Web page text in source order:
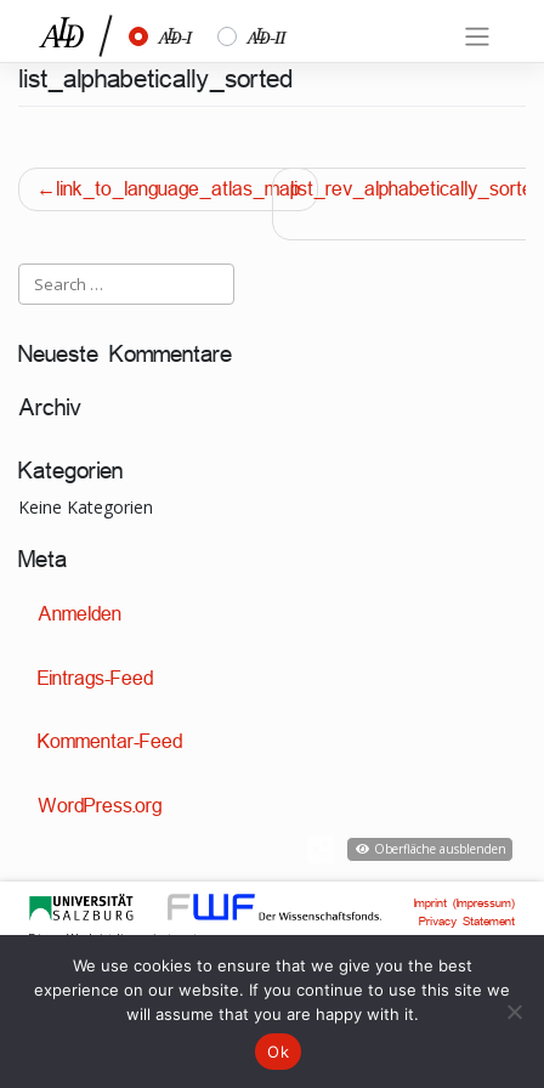
content
½ ¾
list_alphabetically_sorted
Beitragsnavigation
link_to_language_atlas_maplist_rev_alphabetically_sorted
Neueste Kommentare
Archiv
Kategorien
Keine Kategorien
Meta
Anmelden
Eintrags-Feed
Kommentar-Feed
WordPress.org
Oberfläche ausblenden
Imprint (Impressum)
Privacy Statement
Dieses Werk ist lizenziert unterCreative Commons Attribution-ShareAlike 4.0 International
License
Technische Entwicklung:Dr. David Englmeier ,Dr. Tobias Englmeier
We use cookies to ensure that we give you the best
experience on our website. If you continue to use this site we
will assume that you are happy with it.
Ok